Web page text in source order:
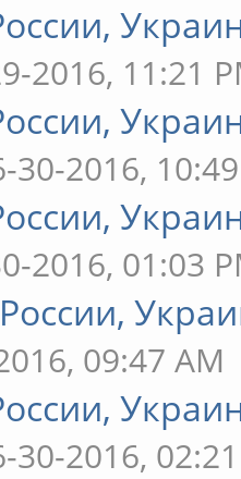
2016, 11:21
30-2016,
2016, 01:03
09:47 AM
30-2016,